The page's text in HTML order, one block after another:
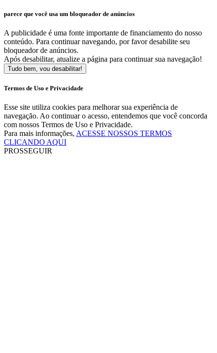
parece que você usa um bloqueador de anúncios
A publicidade é uma fonte importante de financiamento do nosso
conteúdo. Para continuar navegando, por favor desabilite seu
bloqueador de anúncios.
Após desabilitar, atualize a página para continuar sua navegação!
Tudo bem, vou desabilitar!
Termos de Uso e Privacidade
Esse site utiliza cookies para melhorar sua experiência de
navegação. Ao continuar o acesso, entendemos que você concorda
com nossos Termos de Uso e Privacidade.
Para mais informações, ACESSE NOSSOS TERMOS
CLICANDO AQUI
PROSSEGUIR